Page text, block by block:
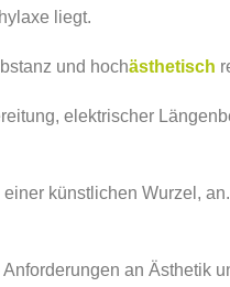
liegt.
und hochästhetisch
elektrischer
künstlichen Wurzel,
an Ästhetik